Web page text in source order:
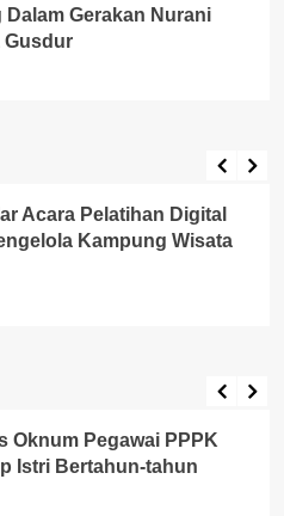
Gerakan Nurani
Gusdur
Acara Pelatihan Digital
Kampung Wisata
Oknum Pegawai PPPK
Istri Bertahun-tahun